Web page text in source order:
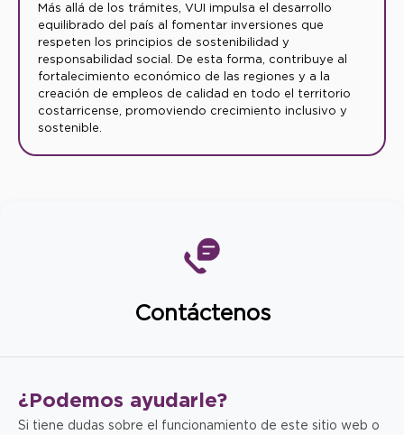
Más allá de los trámites, VUI impulsa el desarrollo
equilibrado del país al fomentar inversiones que
respeten los principios de sostenibilidad y
responsabilidad social. De esta forma, contribuye al
fortalecimiento económico de las regiones y a la
creación de empleos de calidad en todo el territorio
costarricense, promoviendo crecimiento inclusivo y
sostenible.
Contáctenos
¿Podemos ayudarle?
Si tiene dudas sobre el funcionamiento de este sitio web o